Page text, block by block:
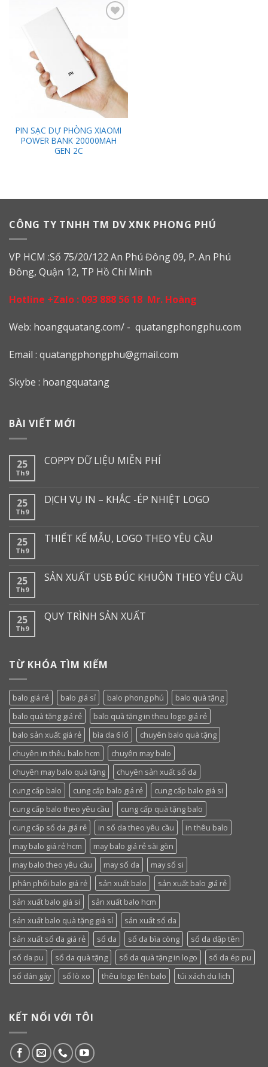
PIN SẠC DỰ PHÒNG XIAOMI
POWER BANK 20000MAH
GEN 2C
CÔNG TY TNHH TM DV XNK PHONG PHÚ
VP HCM :Số 75/20/122 An Phú Đông 09, P. An Phú
Đông, Quận 12, TP Hồ Chí Minh
Hotline +Zalo : 093 888 56 18 Mr. Hoàng
Web: hoangquatang.com/ - quatangphongphu.com
Email : quatangphongphu@gmail.com
Skybe : hoangquatang
BÀI VIẾT MỚI
25
Th9
COPPY DỮ LIỆU MIỄN PHÍ
25
Th9
DỊCH VỤ IN – KHẮC -ÉP NHIỆT LOGO
25
Th9
THIẾT KẾ MẪU, LOGO THEO YÊU CẦU
25
Th9
SẢN XUẤT USB ĐÚC KHUÔN THEO YÊU CẦU
25
Th9
QUY TRÌNH SẢN XUẤT
TỪ KHÓA TÌM KIẾM
balo giá rẻ balo giá sỉ balo phong phú
balo quà tặng
balo quà tặng giá rẻ
balo quà tặng in theu logo giá rẻ
balo sản xuất giá rẻ
bìa da 6 lổ
chuyên balo quà tặng
chuyên in thêu balo hcm
chuyên may balo
chuyên may balo quà tặng
chuyên sản xuất sổ da
cung cấp balo
cung cấp balo giá rẻ
cung cấp balo giá si
cung cấp balo theo yêu cầu
cung cấp quà tặng balo
cung cấp sổ da giá rẻ
in sổ da theo yêu cầu
in thêu balo
may balo giá rẻ hcm
may balo giá rẻ sài gòn
may balo theo yêu cầu
may sổ da
may sổ si
phân phối balo giá rẻ
sản xuất balo
sản xuất balo giá rẻ
sản xuất balo giá si
sản xuất balo hcm
sản xuất balo quà tặng giá sỉ
sản xuất sổ da
sản xuất sổ da giá rẻ
sổ da sổ da bìa còng
sổ da dập tên
sổ da pu
sổ da quà tặng sổ da quà tặng in logo
sổ da ép pu
sổ dán gáy
sổ lò xo thêu logo lên balo túi xách du lịch
KẾT NỐI VỚI TÔI